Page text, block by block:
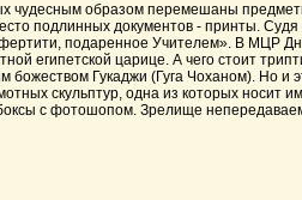
образом перемешаны
подлинных документов - принты.
подаренное Учителем». В МЦР
египетской царице. А чего стоит
Гукаджи (Гуга Чоханом). Но и
скульптур, одна из которых носит
с фотошопом. Зрелище